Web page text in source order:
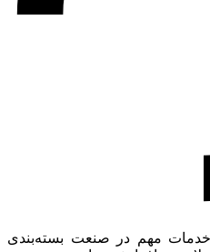
خدمات مهم در صنعت بسته‌بندی